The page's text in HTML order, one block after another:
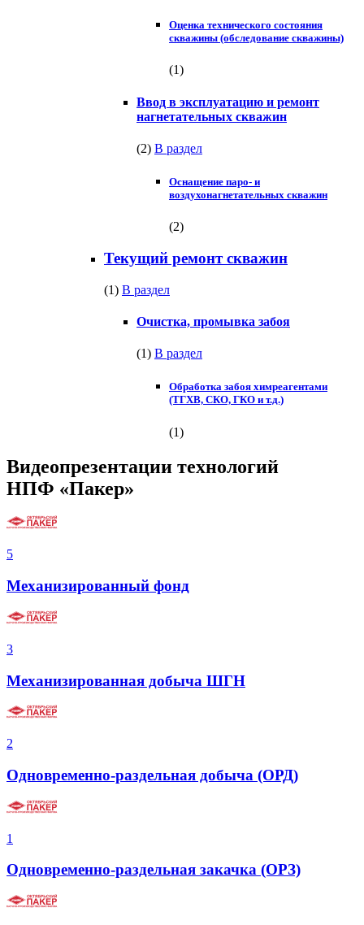
Оценка технического состояния
скважины (обследование скважины)
(1)
Ввод в эксплуатацию и ремонт
нагнетательных скважин
(2) В раздел
Оснащение паро- и
воздухонагнетательных скважин
(2)
Текущий ремонт скважин
(1) В раздел
Очистка, промывка забоя
(1) В раздел
Обработка забоя химреагентами
(ТГХВ, СКО, ГКО и т.д.)
(1)
Видеопрезентации технологий
НПФ «Пакер»
5
Механизированный фонд
3
Механизированная добыча ШГН
2
Одновременно-раздельная добыча (ОРД)
1
Одновременно-раздельная закачка (ОРЗ)